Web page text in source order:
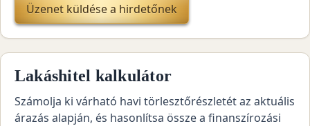
Üzenet küldése a hirdetőnek
Lakáshitel kalkulátor
Számolja ki várható havi törlesztőrészletét az aktuális
árazás alapján, és hasonlítsa össze a finanszírozási